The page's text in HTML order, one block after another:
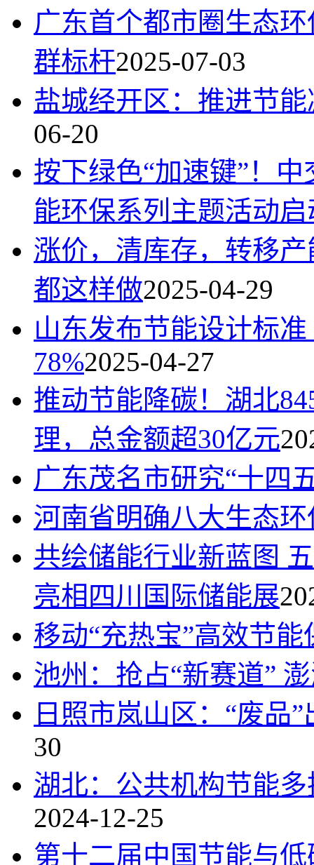
广东首个都市圈生态
群标杆2025-07-03
盐城经开区：推进节
06-20
按下绿色“加速键”！
能环保系列主题活动启
涨价，清库存，转移
都这样做2025-04-29
山东发布节能设计标
78%2025-04-27
推动节能降碳！湖北
理，总金额超30亿元
广东茂名市研究“十四
河南省明确八大生态
共绘储能行业新蓝图
亮相四川国际储能展
移动“充热宝”高效节能
池州：抢占“新赛道”
日照市岚山区：“废品
30
湖北：公共机构节能
2024-12-25
第十二届中国节能与